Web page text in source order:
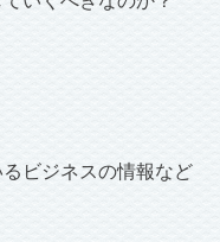
ビジネスの情報など